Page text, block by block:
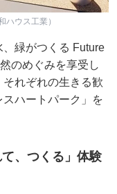
ハウス工業）
緑がつくる Future
のめぐみを享受し
れぞれの生きる歓
ハートパーク」を
、つくる」体験